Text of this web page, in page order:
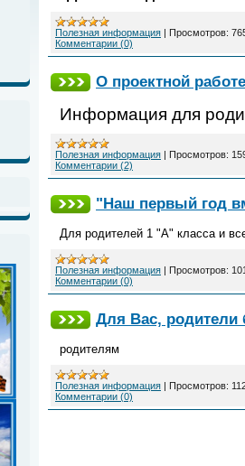
Полезная информация Просмотров:
Комментарии (0)
О проектной работе
Информация для
Полезная информация Просмотров:
Комментарии (2)
"Наш первый год
Для родителей 1 "А" класса и
Полезная информация Просмотров:
Комментарии (0)
Для Вас, родители
родителям
Полезная информация Просмотров:
Комментарии (0)